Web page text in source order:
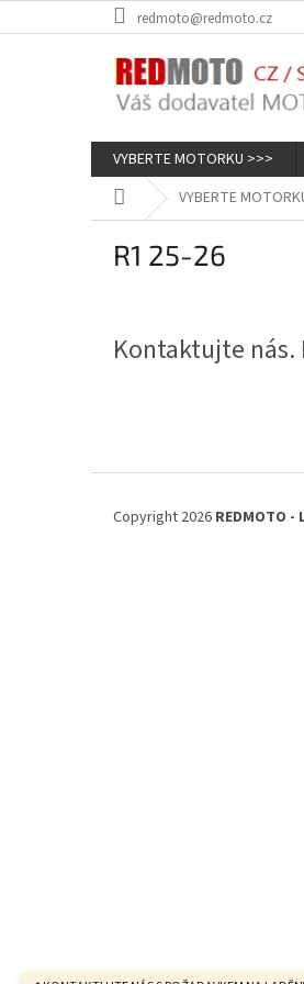
na
redmoto@redmoto.cz
VYBERTE MOTORKU >>>
Domů VYBERTE
R1 25-26
Kontaktujte
Copyright 2026 REDMOTO